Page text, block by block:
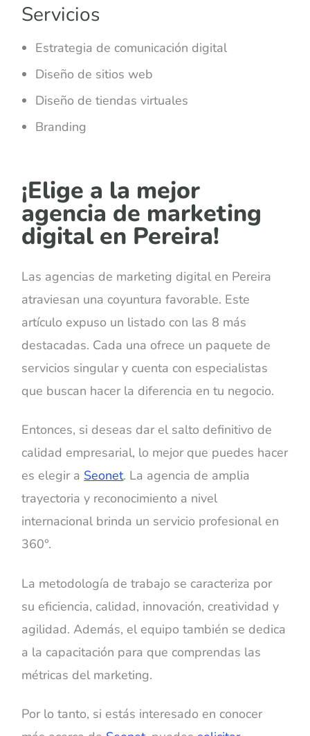
Servicios
Estrategia de comunicación digital
Diseño de sitios web
Diseño de tiendas virtuales
Branding
¡Elige a la mejor
agencia de marketing
digital en Pereira!
Las agencias de marketing digital en Pereira
atraviesan una coyuntura favorable. Este
artículo expuso un listado con las 8 más
destacadas. Cada una ofrece un paquete de
servicios singular y cuenta con especialistas
que buscan hacer la diferencia en tu negocio.
Entonces, si deseas dar el salto definitivo de
calidad empresarial, lo mejor que puedes hacer
es elegir a Seonet. La agencia de amplia
trayectoria y reconocimiento a nivel
internacional brinda un servicio profesional en
360°.
La metodología de trabajo se caracteriza por
su eficiencia, calidad, innovación, creatividad y
agilidad. Además, el equipo también se dedica
a la capacitación para que comprendas las
métricas del marketing.
Por lo tanto, si estás interesado en conocer